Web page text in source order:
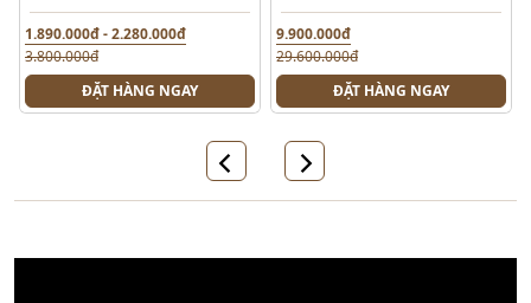
1.890.000đ - 2.280.000đ
3.800.000đ
ĐẶT HÀNG NGAY
9.900.000đ
29.600.000đ
ĐẶT HÀNG NGAY